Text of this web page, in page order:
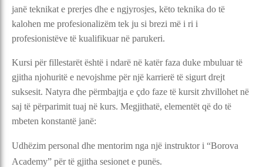
janë teknikat e prerjes dhe e ngjyrosjes, këto teknika do të
kalohen me profesionalizëm tek ju si brezi më i ri i
profesionistëve të kualifikuar në parukeri.
Kursi për fillestarët është i ndarë në katër faza duke mbuluar të
gjitha njohuritë e nevojshme për një karrierë të sigurt drejt
suksesit. Natyra dhe përmbajtja e çdo faze të kursit zhvillohet në
saj të përparimit tuaj në kurs. Megjithatë, elementët që do të
mbeten konstantë janë:
Udhëzim personal dhe mentorim nga një instruktor i “Borova
Academy” për të gjitha sesionet e punës.